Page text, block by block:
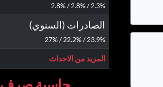
2.3% / 2.8% / 2.8%
الصادرات (السنوي)
23.9% / 22.2% / 27%
المزيد من الاحداث